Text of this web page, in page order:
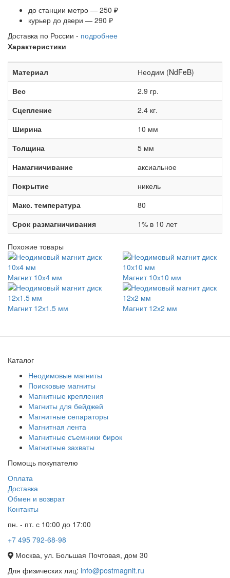
до станции метро — 250 ₽
курьер до двери — 290 ₽
Доставка по России - подробнее
Характеристики
Материал
Неодим (NdFeB)
Вес
2.9 гр.
Сцепление
2.4 кг.
Ширина
10 мм
Толщина
5 мм
Намагничивание
аксиальное
Покрытие
никель
Макс. температура
80
Срок размагничивания
1% в 10 лет
Похожие товары
Магнит 10х4 мм Магнит 10х10 мм
Магнит 12х1.5 мм Магнит 12х2 мм
Каталог
Неодимовые магниты
Поисковые магниты
Магнитные крепления
Магниты для бейджей
Магнитные сепараторы
Магнитная лента
Магнитные съемники бирок
Магнитные захваты
Помощь покупателю
Оплата
Доставка
Обмен и возврат
Контакты
пн. - пт. с 10:00 до 17:00
+7 495 792-68-98
Москва, ул. Большая Почтовая, дом 30
Для физических лиц: info@postmagnit.ru